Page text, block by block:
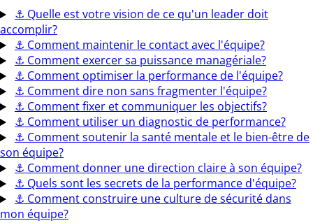
⚓ Quelle est votre vision de ce qu'un leader doit
accomplir?
⚓ Comment maintenir le contact avec l'équipe?
⚓ Comment exercer sa puissance managériale?
⚓ Comment optimiser la performance de l'équipe?
⚓ Comment dire non sans fragmenter l'équipe?
⚓ Comment fixer et communiquer les objectifs?
⚓ Comment utiliser un diagnostic de performance?
⚓ Comment soutenir la santé mentale et le bien-être de
son équipe?
⚓ Comment donner une direction claire à son équipe?
⚓ Quels sont les secrets de la performance d'équipe?
⚓ Comment construire une culture de sécurité dans
mon équipe?